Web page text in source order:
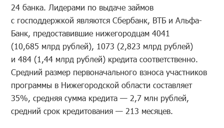
24 банка. Лидерами по выдаче займов
с господдержкой являются Сбербанк, ВТБ и Альфа-
Банк, предоставившие нижегородцам 4041
(10,685 млрд рублей), 1073 (2,823 млрд рублей)
и 484 (1,44 млрд рублей) кредита соответственно.
Средний размер первоначального взноса участников
программы в Нижегородской области составляет
35%, средняя сумма кредита — 2,7 млн рублей,
средний срок кредитования — 213 месяцев.